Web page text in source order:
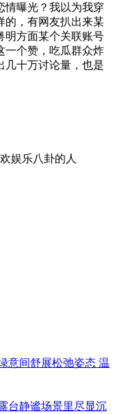
情曝光？我以为我穿
的，有网友扒出来某
明方面某个关联账号
一个赞，吃瓜群众炸
几十万讨论量，也是
娱乐八卦的人
意间舒展松弛姿态 温
台静谧场景里尽显沉